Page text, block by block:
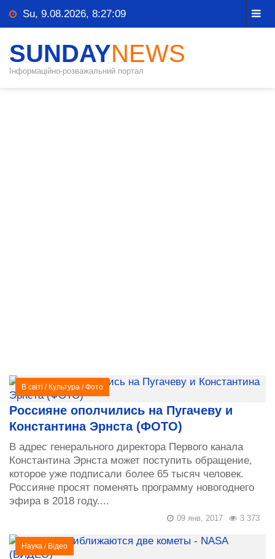
Su, 9.08.2026, 8:27:09
SUNDAYNEWS
Інформаційно-розважальний портал
В світі / Культура /Фото
Россияне ополчились на Пугачеву и
Константина Эрнста (ФОТО)
В адрес генерального директора Первого канала
Константина Эрнста может поступить обращение,
которое уже подписали более 65 тысяч человек.
Россияне просят поменять программу новогоднего
эфира в 2018 году....
3 373
09 янв, 2017
Наука / Відео